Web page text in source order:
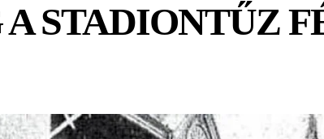
STADIONTŰZ